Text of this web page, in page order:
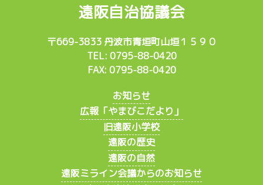
遠阪自治協議会
〒669-3833 丹波市青垣町山垣１５９０
TEL: 0795-88-0420
FAX: 0795-88-0420
お知らせ
広報「やまびこだより」
旧遠阪小学校
遠阪の歴史
遠阪の自然
遠阪ミライン会議からのお知らせ